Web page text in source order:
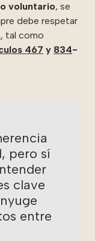
voluntario, se
debe respetar
, tal como
467 y 834-
pero sí
clave
entre